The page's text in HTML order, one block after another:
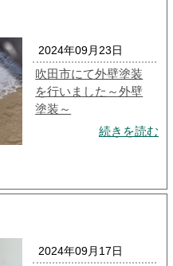
2024年09月23日
吹田市にて外壁塗装
を行いました～外壁
塗装～
続きを読む
2024年09月17日